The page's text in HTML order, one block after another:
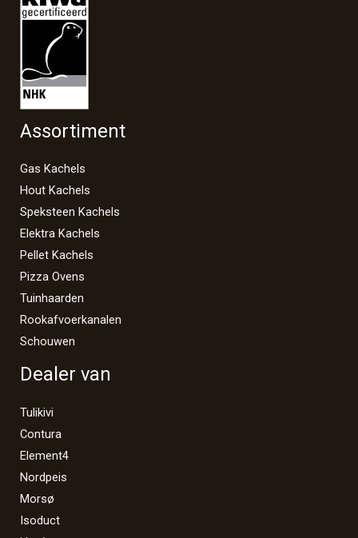
Assortiment
Gas Kachels
Hout Kachels
Speksteen Kachels
Elektra Kachels
Pellet Kachels
Pizza Ovens
Tuinhaarden
Rookafvoerkanalen
Schouwen
Dealer van
Tulikivi
Contura
Element4
Nordpeis
Morsø
Isoduct